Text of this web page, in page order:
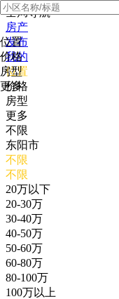
全局导航
房产
发布
我的
位置
价格
房型
更多
位置
价格
房型
更多
不限
东阳市
不限
不限
20万以下
20-30万
30-40万
40-50万
50-60万
60-80万
80-100万
100万以上